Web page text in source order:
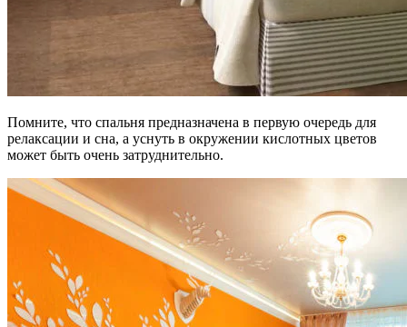
Помните, что спальня предназначена в первую очередь для
релаксации и сна, а уснуть в окружении кислотных цветов
может быть очень затруднительно.